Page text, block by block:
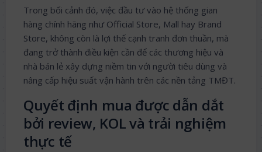
Trong bối cảnh đó, việc đầu tư vào hệ thống gian
hàng chính hãng như Official Store, Mall hay Brand
Store, không còn là lợi thế cạnh tranh đơn thuần, mà
đang trở thành điều kiện cần để các thương hiệu và
nhà bán lẻ xây dựng niềm tin với người tiêu dùng và
nâng cấp hiệu suất vận hành trên các nền tảng TMĐT.
Quyết định mua được dẫn dắt
bởi review, KOL và trải nghiệm
thực tế